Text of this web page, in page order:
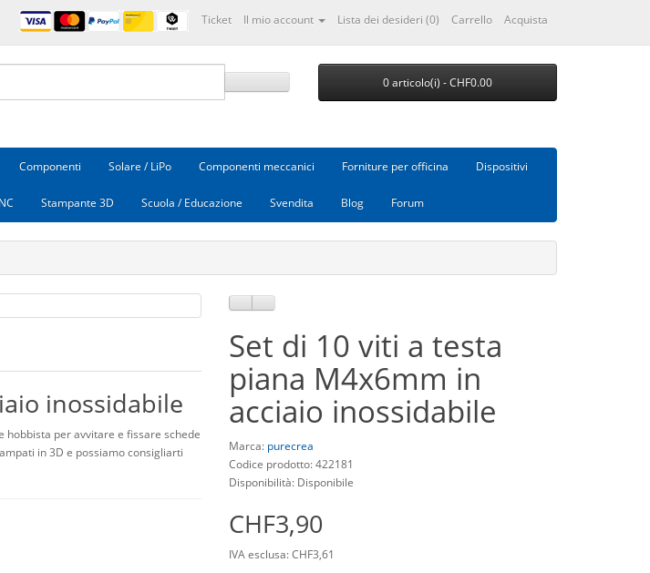
Ticket Il mio account Lista dei desideri (0) Carrello Acquista
0 articolo(i) - CHF0.00
Componenti Solare / LiPo Componenti meccanici Forniture per officina Dispositivi
Stampante 3D Scuola / Educazione Svendita Blog Forum
inossidabile
per avvitare e fissare schede
in 3D e possiamo consigliarti
Set di 10 viti a testa
piana M4x6mm in
acciaio inossidabile
Marca: purecrea
Codice prodotto: 422181
Disponibilità: Disponibile
CHF3,90
IVA esclusa: CHF3,61